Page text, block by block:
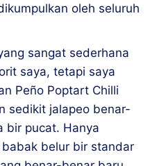
oleh seluruh
sangat sederhana
saya, tetapi saya
Peño Poptart Chilli
sedikit jalapeo benar-
bir pucat. Hanya
belur bir standar